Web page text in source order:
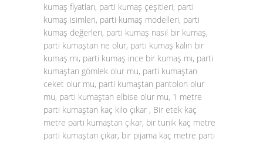
kumaş fiyatları, parti kumaş çeşitleri, parti
kumaş isimleri, parti kumaş modelleri, parti
kumaş değerleri, parti kumaş nasıl bir kumaş,
parti kumaştan ne olur, parti kumaş kalın bir
kumaş mı, parti kumaş ince bir kumaş mı, parti
kumaştan gömlek olur mu, parti kumaştan
ceket olur mu, parti kumaştan pantolon olur
mu, parti kumaştan elbise olur mu, 1 metre
parti kumaştan kaç kilo çıkar , Bir etek kaç
metre parti kumaştan çıkar, bir tunik kaç metre
parti kumaştan çıkar, bir pijama kaç metre parti